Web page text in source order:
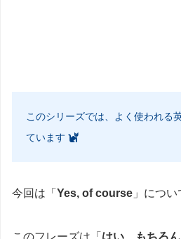
このシリーズでは、よく使われる
ています
今回は「 Yes, of course 」につい